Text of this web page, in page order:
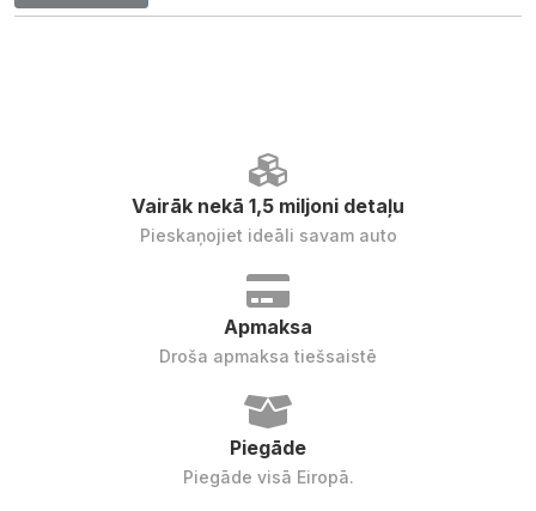
Vairāk nekā 1,5 miljoni detaļu
Pieskaņojiet ideāli savam auto
Apmaksa
Droša apmaksa tiešsaistē
Piegāde
Piegāde visā Eiropā.